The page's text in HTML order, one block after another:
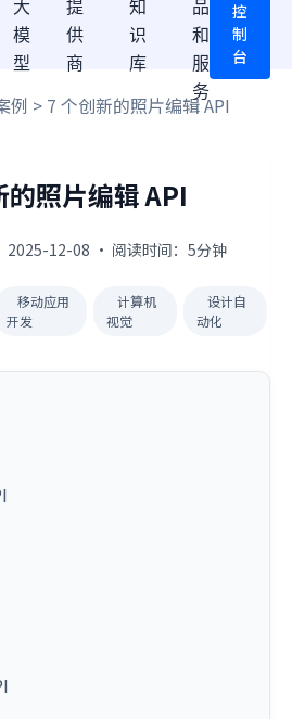
大
模
型
提
供
商
知
识
库
品
和
服
务
控
制
台
例 > 7 个创新的照片编辑 API
的照片编辑 API
2025-12-08 · 阅读时间：5分钟
移动应用
开发
计算机
视觉
设计自
动化